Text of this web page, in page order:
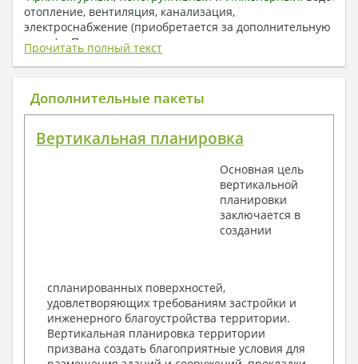
отопление, вентиляция, канализация,
электроснабжение (приобретается за дополнительную
плату) + Пояснительная записка.
1. Архитектурный раздел:
Общие данные по проекту
Поэтажные маркировочные планы с
Разрезы и состав конструкций
Фасады с ведомостью внешних отделок
Элементы проемов – спецификация
Ведомость перемычек – сечения и
Архитектурные узлы в конструкциях
2. Конструктивный раздел:
Общие данные по проекту
Схемы расположения и расчеты фундаментов
Прочитать полный текст
Дополнительные пакеты
Вертикальная планировка
Основная цель
вертикальной
планировки
заключается в
создании
спланированных поверхностей,
удовлетворяющих требованиям застройки и
инженерного благоустройства территории.
Вертикальная планировка территории
призвана создать благоприятные условия для